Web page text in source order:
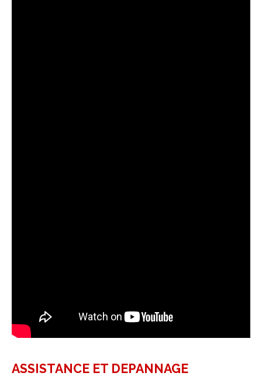
ASSISTANCE ET DEPANNAGE